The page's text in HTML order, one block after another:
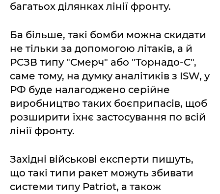
багатьох ділянках лінії фронту.
Ба більше, такі бомби можна скидати
не тільки за допомогою літаків, а й
РСЗВ типу "Смерч" або "Торнадо-С",
саме тому, на думку аналітиків з ISW, у
РФ буде налагоджено серійне
виробництво таких боєприпасів, щоб
розширити їхнє застосування по всій
лінії фронту.
Західні військові експерти пишуть,
що такі типи ракет можуть збивати
системи типу Patriot, а також